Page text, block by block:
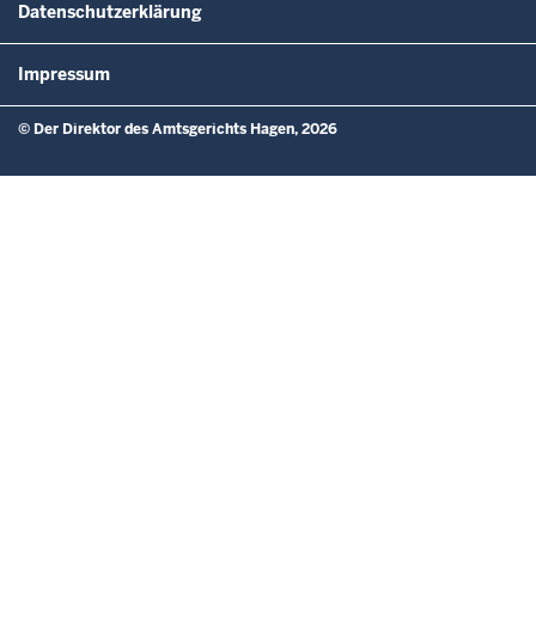
Datenschutzerklärung
Impressum
© Der Direktor des Amtsgerichts Hagen, 2026